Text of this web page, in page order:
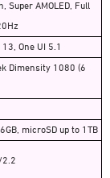
Super AMOLED, Full
One UI 5.1
Dimensity 1080 (6
microSD up to 1TB
2.2